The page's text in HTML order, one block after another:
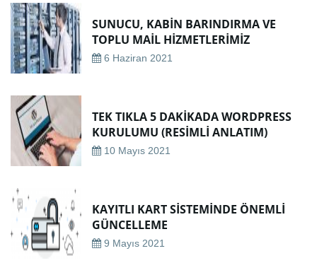
SUNUCU, KABIN BARINDIRMA VE
TOPLU MAIL HIZMETLERIMIZ
6 Haziran 2021
TEK TIKLA 5 DAKIKADA WORDPRESS
KURULUMU (RESIMLI ANLATIM)
10 Mayıs 2021
KAYITLI KART SISTEMINDE ÖNEMLI
GÜNCELLEME
9 Mayıs 2021